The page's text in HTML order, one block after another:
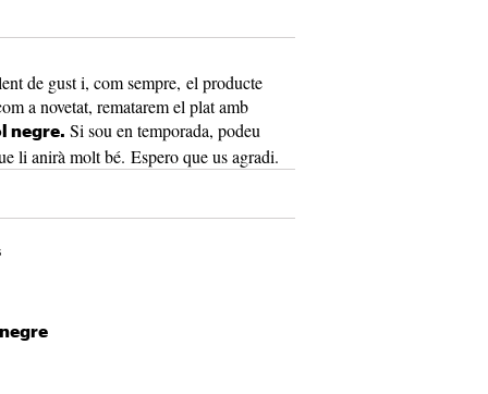
de gust i, com sempre, el producte
a novetat, rematarem el plat amb
negre. Si sou en temporada, podeu
li anirà molt bé. Espero que us agradi.